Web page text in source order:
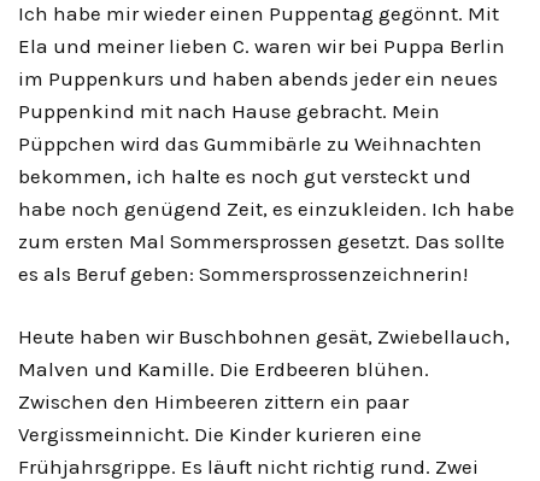
Ich habe mir wieder einen Puppentag gegönnt. Mit
Ela und meiner lieben C. waren wir bei Puppa Berlin
im Puppenkurs und haben abends jeder ein neues
Puppenkind mit nach Hause gebracht. Mein
Püppchen wird das Gummibärle zu Weihnachten
bekommen, ich halte es noch gut versteckt und
habe noch genügend Zeit, es einzukleiden. Ich habe
zum ersten Mal Sommersprossen gesetzt. Das sollte
es als Beruf geben: Sommersprossenzeichnerin!
Heute haben wir Buschbohnen gesät, Zwiebellauch,
Malven und Kamille. Die Erdbeeren blühen.
Zwischen den Himbeeren zittern ein paar
Vergissmeinnicht. Die Kinder kurieren eine
Frühjahrsgrippe. Es läuft nicht richtig rund. Zwei